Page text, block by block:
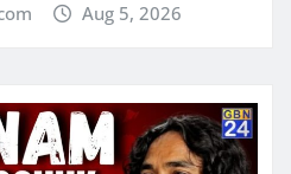
Aug 5, 2026